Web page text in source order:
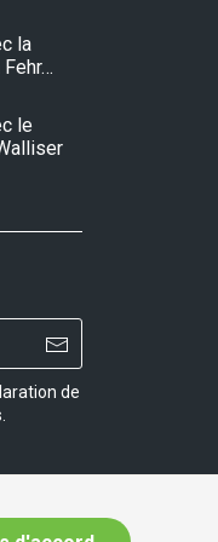
la
le
de